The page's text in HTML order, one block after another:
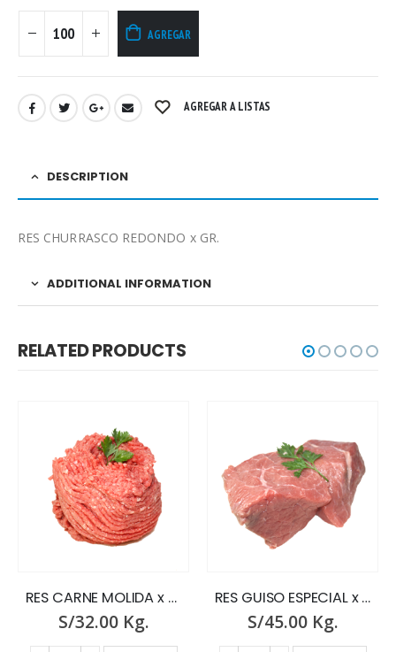
AGREGAR
AGREGAR A LISTAS
DESCRIPTION
RES CHURRASCO REDONDO x GR.
ADDITIONAL INFORMATION
RELATED PRODUCTS
RES CARNE MOLIDA x GR.
S/32.00 Kg.
RES GUISO ESPECIAL x GR.
S/45.00 Kg.